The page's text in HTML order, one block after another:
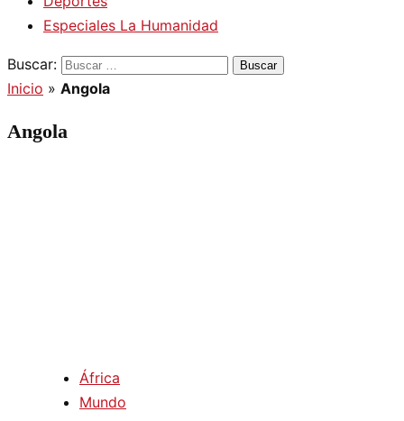
Especiales La Humanidad
Buscar:
Inicio » Angola
Angola
África
Mundo